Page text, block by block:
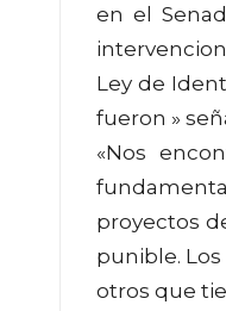
en el
Ley de
fueron »
«Nos
proyectos
punible.
otros que